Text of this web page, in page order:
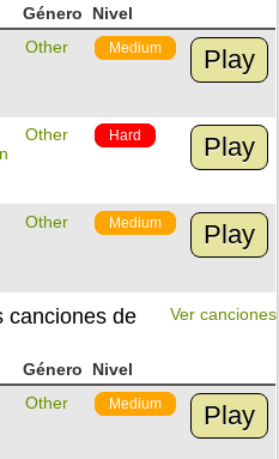
Género
Nivel
Other Medium Play
Other Hard Play
Other Medium Play
Ver canciones
canciones de
Género
Nivel
Other Medium Play